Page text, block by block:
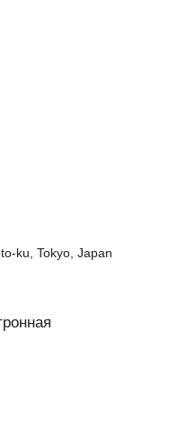
ku, Tokyo, Japan